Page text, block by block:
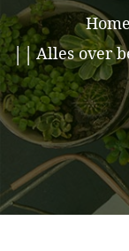
Home
Alles over